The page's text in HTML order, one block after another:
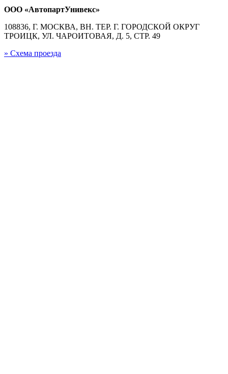
ООО «АвтопартУнивекс»
108836, Г. МОСКВА, ВН. ТЕР. Г. ГОРОДСКОЙ ОКРУГ
ТРОИЦК, УЛ. ЧАРОИТОВАЯ, Д. 5, СТР. 49
» Схема проезда